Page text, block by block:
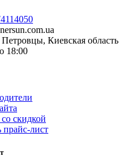
Киевская область
18:00
скидкой
прайс-лист